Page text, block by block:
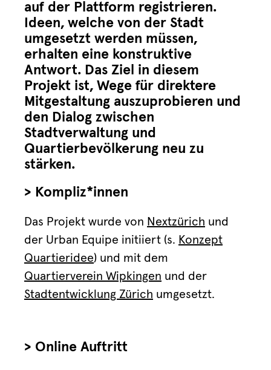
auf der Plattform registrieren.
Ideen, welche von der Stadt
umgesetzt werden müssen,
erhalten eine konstruktive
Antwort. Das Ziel in diesem
Projekt ist, Wege für direktere
Mitgestaltung auszuprobieren und
den Dialog zwischen
Stadtverwaltung und
Quartierbevölkerung neu zu
stärken.
> Kompliz*innen
Das Projekt wurde von Nextzürich und
der Urban Equipe initiiert (s. Konzept
Quartieridee) und mit dem
Quartierverein Wipkingen und der
Stadtentwicklung Zürich umgesetzt.
> Online Auftritt